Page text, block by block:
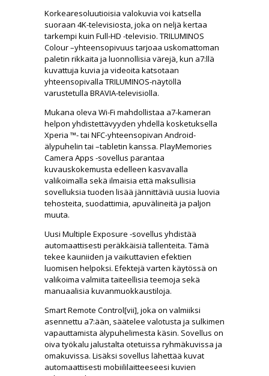
Korkearesoluutioisia valokuvia voi katsella
suoraan 4K-televisiosta, joka on neljä kertaa
tarkempi kuin Full-HD -televisio. TRILUMINOS
Colour –yhteensopivuus tarjoaa uskomattoman
paletin rikkaita ja luonnollisia värejä, kun a7:llä
kuvattuja kuvia ja videoita katsotaan
yhteensopivalla TRILUMINOS-näytöllä
varustetulla BRAVIA-televisiolla.
Mukana oleva Wi-Fi mahdollistaa a7-kameran
helpon yhdistettävyyden yhdellä kosketuksella
Xperia ™- tai NFC-yhteensopivan Android-
älypuhelin tai –tabletin kanssa. PlayMemories
Camera Apps -sovellus parantaa
kuvauskokemusta edelleen kasvavalla
valikoimalla sekä ilmaisia että maksullisia
sovelluksia tuoden lisää jännittäviä uusia luovia
tehosteita, suodattimia, apuvälineitä ja paljon
muuta.
Uusi Multiple Exposure -sovellus yhdistää
automaattisesti peräkkäisiä tallenteita. Tämä
tekee kauniiden ja vaikuttavien efektien
luomisen helpoksi. Efektejä varten käytössä on
valikoima valmiita taiteellisia teemoja sekä
manuaalisia kuvanmuokkaustiloja.
Smart Remote Control[vii], joka on valmiiksi
asennettu a7:ään, säätelee valotusta ja sulkimen
vapauttamista älypuhelimesta käsin. Sovellus on
oiva työkalu jalustalta otetuissa ryhmäkuvissa ja
omakuvissa. Lisäksi sovellus lähettää kuvat
automaattisesti mobiililaitteeseesi kuvien